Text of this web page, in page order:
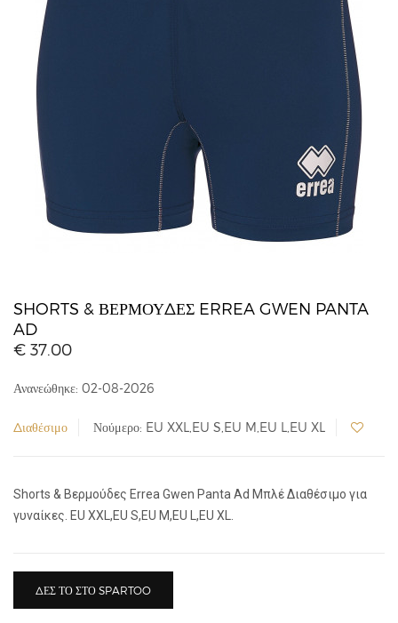
SHORTS & ΒΕΡΜΟΎΔΕΣ ERREA GWEN PANTA
AD
€ 37.00
Ανανεώθηκε: 02-08-2026
Διαθέσιμο Νούμερο: EU XXL,EU S,EU M,EU L,EU XL
Shorts & Βερμούδες Errea Gwen Panta Ad Μπλέ Διαθέσιμο για
γυναίκες. EU XXL,EU S,EU M,EU L,EU XL.
ΔΕΣ ΤΟ ΣΤΟ SPARTOO